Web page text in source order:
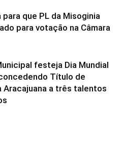
para que PL da Misoginia
para votação na Câmara
festeja Dia Mundial
Título de
Aracajuana a três talentos